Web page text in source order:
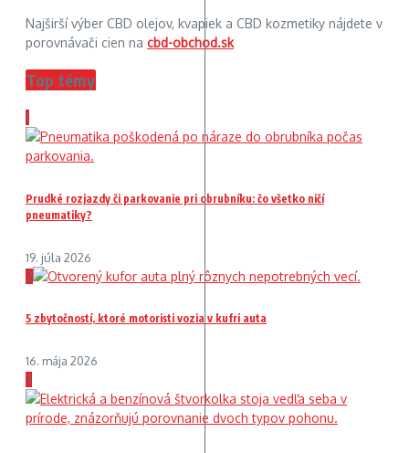
Najširší výber CBD olejov, kvapiek a CBD kozmetiky nájdete v
porovnávači cien na cbd-obchod.sk
Top témy
1
Prudké rozjazdy či parkovanie pri obrubníku: čo všetko ničí
pneumatiky?
19. júla 2026
2
5 zbytočností, ktoré motoristi vozia v kufri auta
16. mája 2026
3